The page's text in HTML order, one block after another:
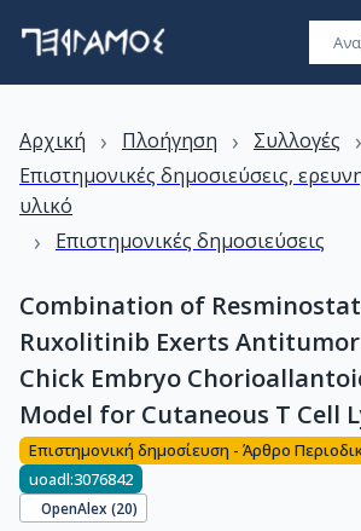
Αρχική › Πλοήγηση › Συλλογές ›
Επιστημονικές δημοσιεύσεις,
υλικό
› Επιστημονικές δημοσιεύσεις
Combination of
Ruxolitinib Exerts
Chick Embryo
Model for Cutaneous T Cell
Επιστημονική δημοσίευση - Άρθρο
uoadl:3076842
OpenAlex (20)